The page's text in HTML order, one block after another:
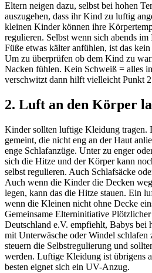
Eltern neigen dazu, selbst bei hohen
auszugehen, dass ihr Kind zu luftig
kleinen Kinder können ihre
regulieren. Selbst wenn sich abends
Füße etwas kälter anfühlen, ist das
Um zu überprüfen ob dem Kind zu
Nacken fühlen. Kein Schweiß = alles
verschwitzt dann hilft vielleicht Punkt
2. Luft an den Körper
Kinder sollten luftige Kleidung tragen.
gemeint, die nicht eng an der Haut
enge Schlafanzüge. Unter zu enger
sich die Hitze und der Körper kann
selbst regulieren. Auch Schlafsäcke
Auch wenn die Kinder die Decken
legen, kann das die Hitze stauen. Ein
wenn die Kleinen nicht ohne Decke
Gemeinsame Elterninitiative
Deutschland e.V. empfiehlt, Babys bei
mit Unterwäsche oder Windel schlafen
steuern die Selbstregulierung und
werden. Luftige Kleidung ist übrigens
besten eignet sich ein UV-Anzug.